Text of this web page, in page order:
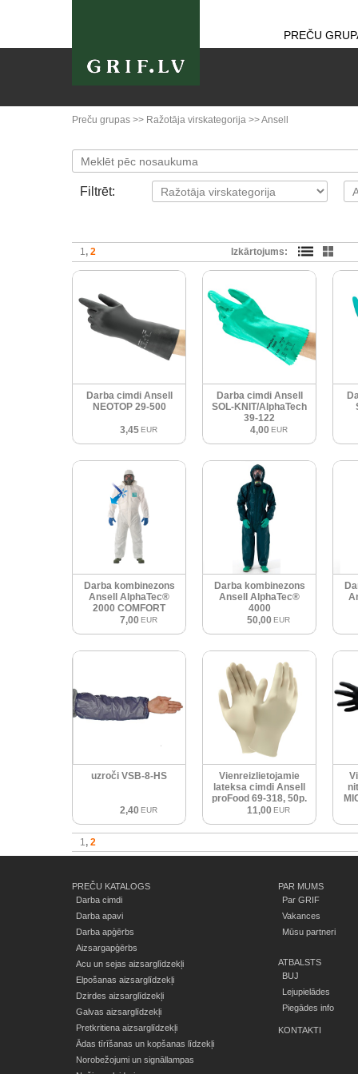
PREČU
Preču grupas >> Ražotāja virskategorija >>Ansell
Filtrēt:
1 2 Izkārtojums:
Darba cimdi Ansell
NEOTOP 29-500
3,45 EUR
Darba cimdi Ansell
SOL-KNIT/AlphaTech
39-122
4,00 EUR
Darba kombinezons
Ansell AlphaTec®
2000 COMFORT
7,00 EUR
Darba kombinezons
Ansell AlphaTec®
4000
50,00 EUR
uzroči VSB-8-HS
2,40 EUR
Vienreizlietojamie
lateksa cimdi Ansell
proFood 69-318, 50p.
11,00 EUR
1 2
PREČU KATALOGS
Darba cimdi
Darba apavi
Darba apģērbs
Aizsargapģērbs
Acu un sejas aizsarglīdzekļi
Elpošanas aizsarglīdzekļi
Dzirdes aizsarglīdzekļi
Galvas aizsarglīdzekļi
Pretkritiena aizsarglīdzekļi
Ādas tīrīšanas un kopšanas līdzekļi
Norobežojumi un signāllampas
PAR MUMS
Par GRIF
Vakances
Mūsu partneri
ATBALSTS
BUJ
Lejupielādes
Piegādes info
KONTAKTI